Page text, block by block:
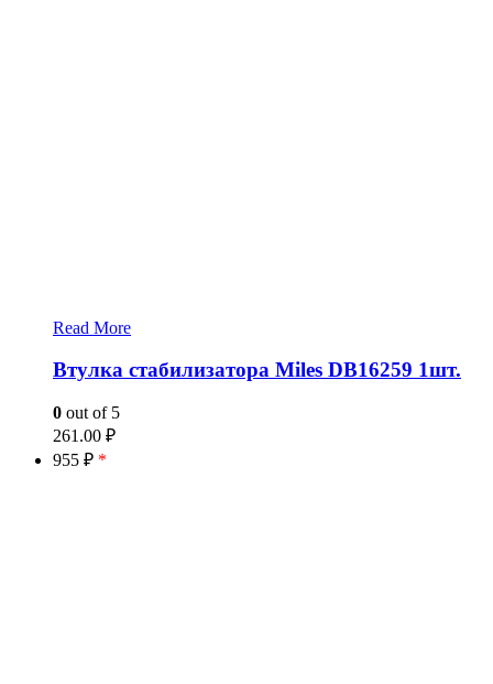
Read More
Втулка стабилизатора Miles DB16259 1шт.
0 out of 5
261.00 ₽
955 ₽ *